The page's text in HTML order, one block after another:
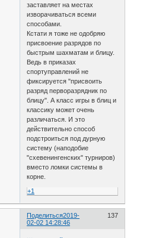
заставляет на местах
изворачиваться всеми
способами.
Кстати я тоже не одобряю
присвоение разрядов по
быстрым шахматам и блицу.
Ведь в приказах
спортуправлений не
фиксируется "присвоить
разряд перворазрядник по
блицу". А класс игры в блиц и
классику может очень
различаться. И это
действительно способ
подстроиться под дурную
систему (наподобие
"схевенингенских" турниров)
вместо ломки системы в
корне.
+1
Поделиться 137
2019-
02-02 14:28:46